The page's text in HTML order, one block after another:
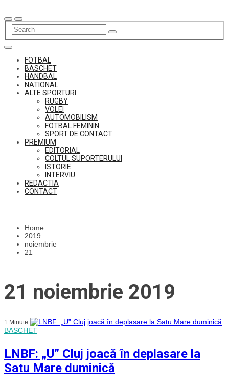
to
content
FOTBAL
BASCHET
HANDBAL
NATIONAL
ALTE SPORTURI
RUGBY
VOLEI
AUTOMOBILISM
FOTBAL FEMININ
SPORT DE CONTACT
PREMIUM
EDITORIAL
COLTUL SUPORTERULUI
ISTORIE
INTERVIU
REDACTIA
CONTACT
Home
2019
noiembrie
21
21 noiembrie 2019
1 Minute
BASCHET
LNBF: „U” Cluj joacă în deplasare la
Satu Mare duminică